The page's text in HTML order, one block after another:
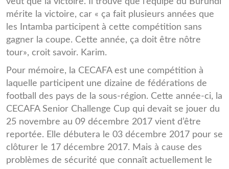
mérite la victoire, car « ça fait plusieurs années que
les Intamba participent à cette compétition sans
gagner la coupe. Cette année, ça doit être nôtre
tour», croit savoir. Karim.
Pour mémoire, la CECAFA est une compétition à
laquelle participent une dizaine de fédérations de
football des pays de la sous-région. Cette année-ci, la
CECAFA Senior Challenge Cup qui devait se jouer du
25 novembre au 09 décembre 2017 vient d’être
reportée. Elle débutera le 03 décembre 2017 pour se
clôturer le 17 décembre 2017. Mais à cause des
problèmes de sécurité que connaît actuellement le